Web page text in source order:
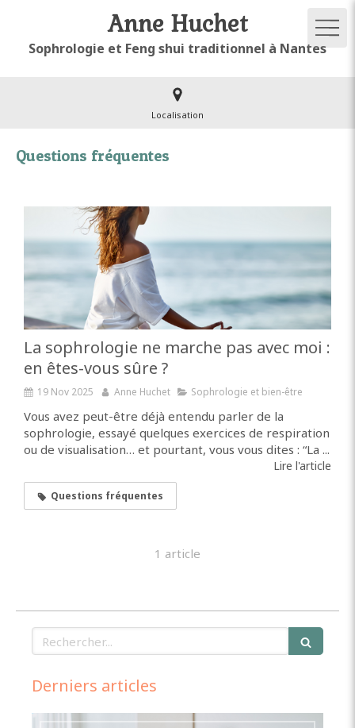
Anne Huchet
Sophrologie et Feng shui traditionnel à Nantes
Localisation
Questions fréquentes
La sophrologie ne marche pas avec moi :
en êtes-vous sûre ?
19 Nov 2025 Anne Huchet Sophrologie et bien-être
Vous avez peut-être déjà entendu parler de la
sophrologie, essayé quelques exercices de respiration
ou de visualisation… et pourtant, vous vous dites : “La ...
Lire l'article
Questions fréquentes
1 article
Rechercher
Derniers articles